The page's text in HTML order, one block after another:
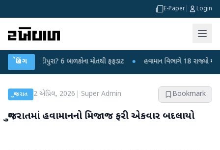
E-Paper Login
બ્રેકિંગ6 બાળકોના મોતથી ફફડાટ ● હવામાન વિભાગે 18 રાજ્યો માટે ભારે
ગુજરાત 2 એપ્રિલ, 2026 Super Admin Bookmark
ગુજરાતમાં હવામાનનો મિજાજ ફરી એકવાર બદલાયો